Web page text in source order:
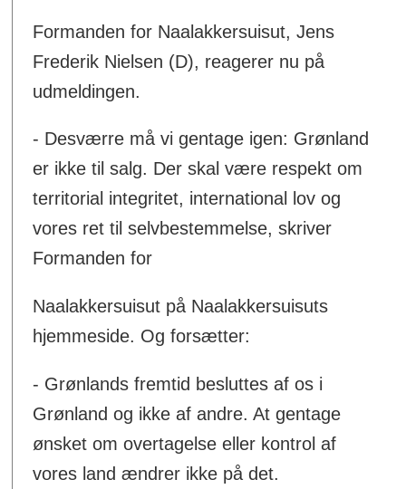
Formanden for Naalakkersuisut, Jens
Frederik Nielsen (D), reagerer nu på
udmeldingen.
- Desværre må vi gentage igen: Grønland
er ikke til salg. Der skal være respekt om
territorial integritet, international lov og
vores ret til selvbestemmelse, skriver
Formanden for
Naalakkersuisut på Naalakkersuisuts
hjemmeside. Og forsætter:
- Grønlands fremtid besluttes af os i
Grønland og ikke af andre. At gentage
ønsket om overtagelse eller kontrol af
vores land ændrer ikke på det.